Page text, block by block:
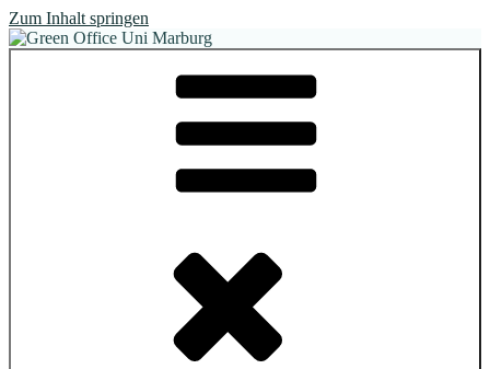
Zum Inhalt springen
Green Office Uni Marburg
Für mehr Nachhaltigkeit an unserer Uni